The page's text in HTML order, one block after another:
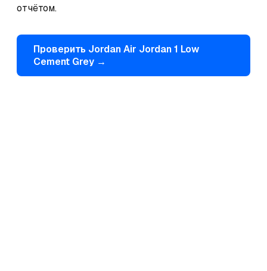
отчётом.
Проверить JordanAir Jordan 1 Low
Cement Grey →